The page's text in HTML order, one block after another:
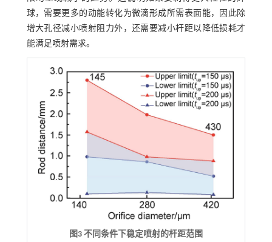
球，需要更多的动能转化为微滴形成所需表面能，因此除
增大孔径减小喷射阻力外，还需要减小杆距以降低损耗才
能满足喷射需求。
图3 不同条件下稳定喷射的杆距范围